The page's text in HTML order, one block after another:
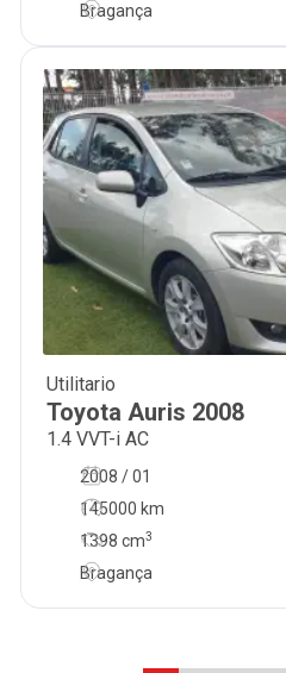
Bragança
Utilitario
Toyota Auris 2008
1.4 VVT-i AC
2008 / 01
145000 km
1398 cm3
Bragança